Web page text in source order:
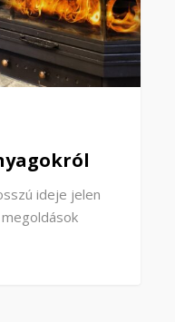
ideje jelen